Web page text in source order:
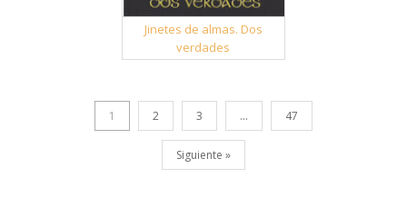
Jinetes de almas. Dos
verdades
1 2 3 … 47
Siguiente »